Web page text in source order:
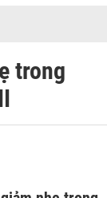
trong